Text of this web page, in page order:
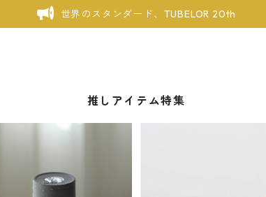
世界のスタンダード、TUBELOR 20th
推しアイテム特集